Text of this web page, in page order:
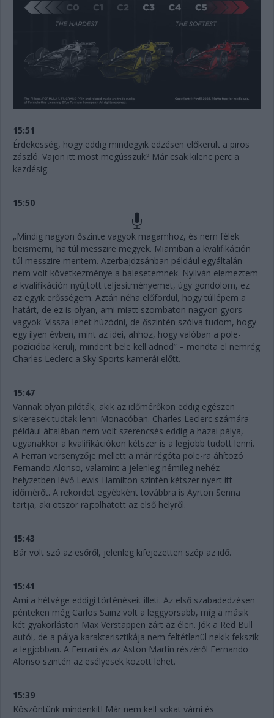
15:51
Érdekesség, hogy eddig mindegyik edzésen előkerült a piros
zászló. Vajon itt most megússzuk? Már csak kilenc perc a
kezdésig.
15:50
„Mindig nagyon őszinte vagyok magamhoz, és nem félek
beismerni, ha túl messzire megyek. Miamiban a kvalifikáción
túl messzire mentem. Azerbajdzsánban például egyáltalán
nem volt következménye a balesetemnek. Nyilván elemeztem
a kvalifikáción nyújtott teljesítményemet, úgy gondolom, ez
az egyik erősségem. Aztán néha előfordul, hogy túllépem a
határt, de ez is olyan, ami miatt szombaton nagyon gyors
vagyok. Vissza lehet húzódni, de őszintén szólva tudom, hogy
egy ilyen évben, mint az idei, ahhoz, hogy valóban a pole-
pozícióba kerülj, mindent bele kell adnod” – mondta el nemrég
Charles Leclerc a Sky Sports kamerái előtt.
15:47
Vannak olyan pilóták, akik az időmérőkön eddig egészen
sikeresek tudtak lenni Monacóban. Charles Leclerc számára
például általában nem volt szerencsés eddig a hazai pálya,
ugyanakkor a kvalifikációkon kétszer is a legjobb tudott lenni.
A Ferrari versenyzője mellett a már régóta pole-ra áhítozó
Fernando Alonso, valamint a jelenleg némileg nehéz
helyzetben lévő Lewis Hamilton szintén kétszer nyert itt
időmérőt. A rekordot egyébként továbbra is Ayrton Senna
tartja, aki ötször rajtolhatott az első helyről.
15:43
Bár volt szó az esőről, jelenleg kifejezetten szép az idő.
15:41
Ami a hétvége eddigi történéseit illeti. Az első szabadedzésen
pénteken még Carlos Sainz volt a leggyorsabb, míg a másik
két gyakorláston Max Verstappen zárt az élen. Jók a Red Bull
autói, de a pálya karakterisztikája nem feltétlenül nekik fekszik
a legjobban. A Ferrari és az Aston Martin részéről Fernando
Alonso szintén az esélyesek között lehet.
15:39
Köszöntünk mindenkit! Már nem kell sokat várni és